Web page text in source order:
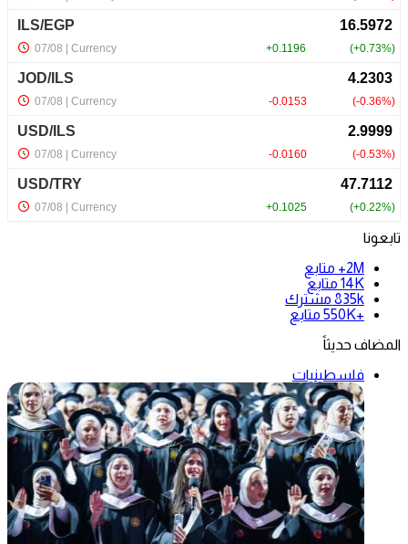
تابعونا
2M+
متابع
14K متابع
835k مشترك
+550K
متابع
المضاف حديثاً
فلسطينيات